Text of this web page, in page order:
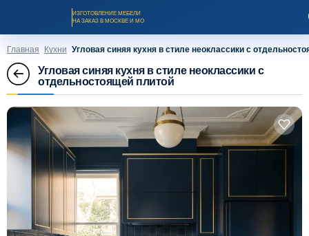
ИЗГОТОВЛЕНИЕ МЕБЕЛИ
НА ЗАКАЗ В МОСКВЕ И МО
Заказать звонок
Каталог мебели на заказ
Главная Кухни Угловая синяя кухня в стиле неоклассики с
Угловая синяя кухня в стиле неоклассики с
отдельностоящей плитой